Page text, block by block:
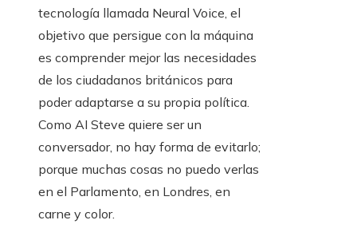
tecnología llamada Neural Voice, el
objetivo que persigue con la máquina
es comprender mejor las necesidades
de los ciudadanos británicos para
poder adaptarse a su propia política.
Como AI Steve quiere ser un
conversador, no hay forma de evitarlo;
porque muchas cosas no puedo verlas
en el Parlamento, en Londres, en
carne y color.